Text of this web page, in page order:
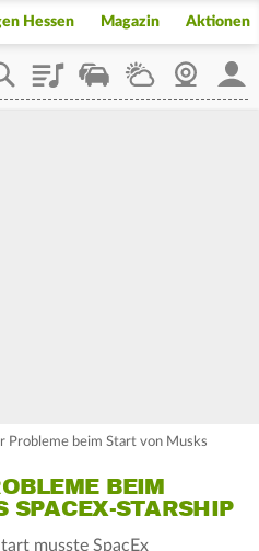
Hessen Magazin Aktionen
PlaylistStaupilotWetterWebcam
Probleme beim Start von Musks
BEIM
SPACEX-STARSHIP
musste SpacEx